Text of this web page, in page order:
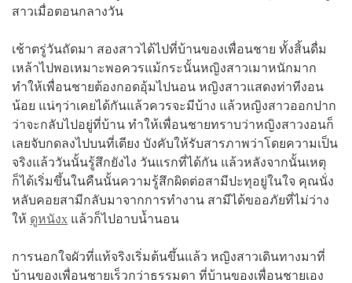
สาวเมื่อตอนกลางวัน
เช้าตรู่วันถัดมา สองสาวได้ไปที่บ้านของเพื่อนชาย ทั้งสิ้นดื่ม
เหล้าไปพอเหมาะพอควรแม้กระนั้นหญิงสาวเมาหนักมาก
ทำให้เพื่อนชายต้องกอดอุ้มไปนอน หญิงสาวแสดงท่าทีงอน
น้อย แน่ๆว่าเคยได้กันแล้วควรจะมีบ้าง แล้วหญิงสาวออกปาก
ว่าจะกลับไปอยู่ที่บ้าน ทำให้เพื่อนชายทราบว่าหญิงสาวงอนก็
เลยจับกดลงไปบนที่เตียง บังคับให้รับสารภาพว่าโดยความเป็น
จริงแล้ววันนั้นรู้สึกยังไง วันแรกที่ได้กัน แล้วหลังจากนั้นเหตุ
ก็ได้เริ่มขึ้นในคืนนั้นความรู้สึกผิดต่อสามีปะทุอยู่ในใจ คุณนั่ง
หลับคอยสามีกลับมาจากการทำงาน สามีได้ขออภัยที่ไม่ว่าง
ให้ ดูหนังx แล้วก็ไปอาบน้ำนอน
การนอกใจผัวที่แท้จริงเริ่มต้นขึ้นแล้ว หญิงสาวเดินทางมาที่
บ้านของเพื่อนชายเร็วกว่าธรรมดา ที่บ้านของเพื่อนชายเอง